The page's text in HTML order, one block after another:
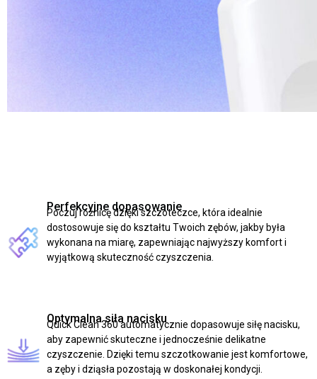
Perfekcyjne dopasowanie
Poczuj różnicę dzięki szczoteczce, która idealnie
dostosowuje się do kształtu Twoich zębów, jakby była
wykonana na miarę, zapewniając najwyższy komfort i
wyjątkową skuteczność czyszczenia.
Optymalna siła nacisku
Quick Clean 360 automatycznie dopasowuje siłę nacisku,
aby zapewnić skuteczne i jednocześnie delikatne
czyszczenie. Dzięki temu szczotkowanie jest komfortowe,
a zęby i dziąsła pozostają w doskonałej kondycji.